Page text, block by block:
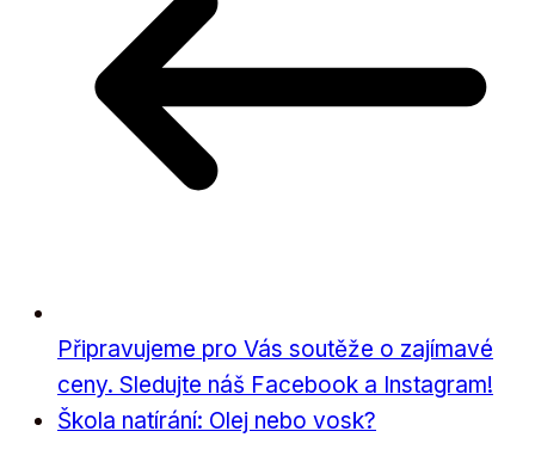
Připravujeme pro Vás soutěže o zajímavé
ceny. Sledujte náš Facebook a Instagram!
Škola natírání: Olej nebo vosk?